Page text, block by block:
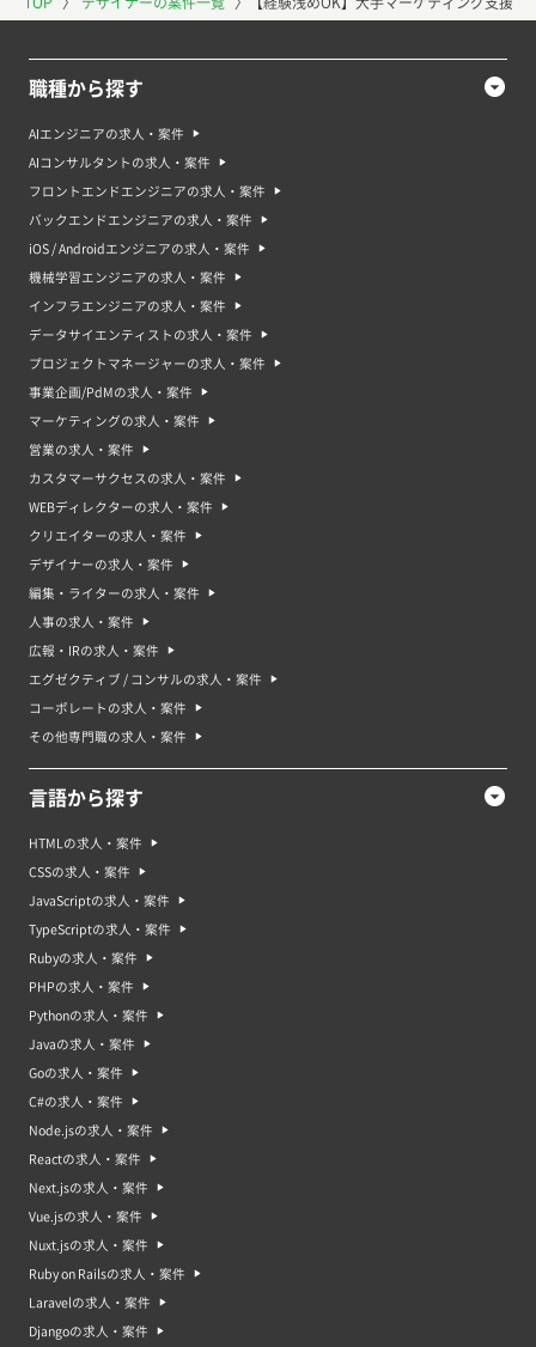
職種から探す
AIエンジニアの求人・案件
AIコンサルタントの求人・案件
フロントエンドエンジニアの求人・案件
バックエンドエンジニアの求人・案件
iOS / Androidエンジニアの求人・案件
機械学習エンジニアの求人・案件
インフラエンジニアの求人・案件
データサイエンティストの求人・案件
プロジェクトマネージャーの求人・案件
事業企画/PdMの求人・案件
マーケティングの求人・案件
営業の求人・案件
カスタマーサクセスの求人・案件
WEBディレクターの求人・案件
クリエイターの求人・案件
デザイナーの求人・案件
編集・ライターの求人・案件
人事の求人・案件
広報・IRの求人・案件
エグゼクティブ / コンサルの求人・案件
コーポレートの求人・案件
その他専門職の求人・案件
言語から探す
HTMLの求人・案件
CSSの求人・案件
JavaScriptの求人・案件
TypeScriptの求人・案件
Rubyの求人・案件
PHPの求人・案件
Pythonの求人・案件
Javaの求人・案件
Goの求人・案件
C#の求人・案件
Node.jsの求人・案件
Reactの求人・案件
Next.jsの求人・案件
Vue.jsの求人・案件
Nuxt.jsの求人・案件
Ruby on Railsの求人・案件
Laravelの求人・案件
Djangoの求人・案件